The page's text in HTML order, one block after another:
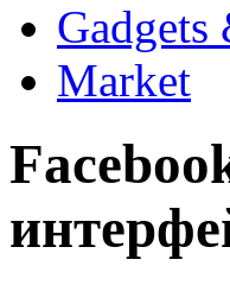
Gadgets
Market